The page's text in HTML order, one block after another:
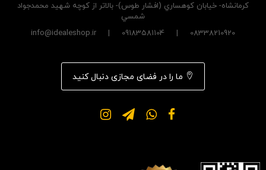
کرمانشاه- خيابان کوهساري (افشار طوس)- بالاتر از کوچه شهيد محمدجواد
شمسي
08338210920 | 09183581104 | info@idealeshop.ir
ما را در فضای مجازی دنبال کنید